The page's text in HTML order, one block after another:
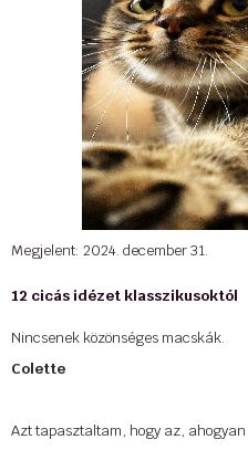
Arabuko Sokoke erdőről kapta,
alapállományt nyerték a
megjelenése miatt sokan ősi
állítást nem sikerült bizonyítani.
házimacska és vadmacska hibridje
autentikus a megjelenése, a
felvetést. Az őshonos populáció
csoporttal, a Lamu macskával,
Tovább »
...
Megjelent: 2024. december 31.
12 cicás idézet klasszikusoktól
Nincsenek közönséges macskák.
Colette
Azt tapasztaltam, hogy az,